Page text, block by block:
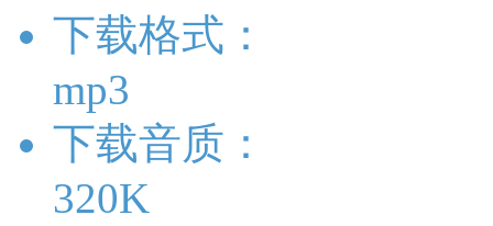
下载格式：
mp3
下载音质：
320K